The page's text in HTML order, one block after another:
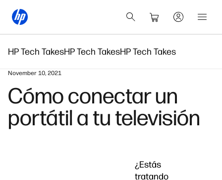
HP Tech TakesHP Tech TakesHP Tech Takes
November 10, 2021
Cómo conectar un
portátil a tu televisión
¿Estás
tratando